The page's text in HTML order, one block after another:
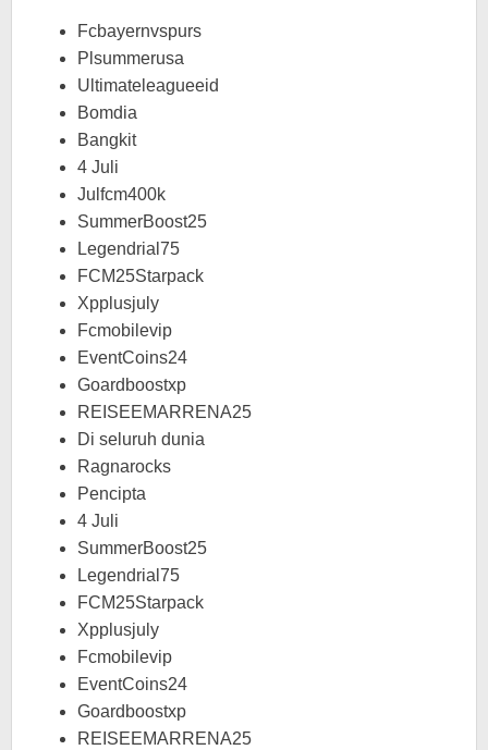
Fcbayernvspurs
Plsummerusa
Ultimateleagueeid
Bomdia
Bangkit
4 Juli
Julfcm400k
SummerBoost25
Legendrial75
FCM25Starpack
Xpplusjuly
Fcmobilevip
EventCoins24
Goardboostxp
REISEEMARRENA25
Di seluruh dunia
Ragnarocks
Pencipta
4 Juli
SummerBoost25
Legendrial75
FCM25Starpack
Xpplusjuly
Fcmobilevip
EventCoins24
Goardboostxp
REISEEMARRENA25